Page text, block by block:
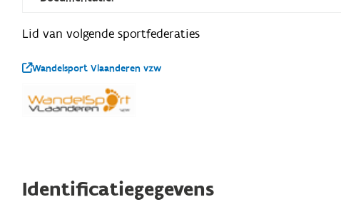
Lid van volgende sportfederaties
Wandelsport Vlaanderen vzw
Identificatiegegevens